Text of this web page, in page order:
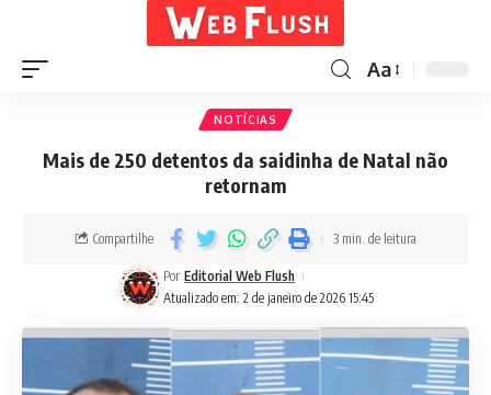
Aa
NOTÍCIAS
Mais de 250 detentos da saidinha de Natal não
retornam
Atualizado em: 2 de janeiro de 2026 15:45
Por Editorial Web Flush
Compartilhe 3 min. de leitura